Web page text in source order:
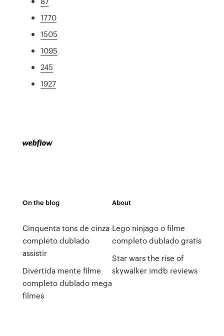
1770
1505
1095
245
1927
On the blog
Cinquenta tons de cinza
completo dublado
assistir
Divertida mente filme
completo dublado mega
filmes
About
Lego ninjago o filme
completo dublado gratis
Star wars the rise of
skywalker imdb reviews